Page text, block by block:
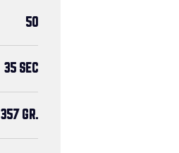
50
35 SEC
357 GR.